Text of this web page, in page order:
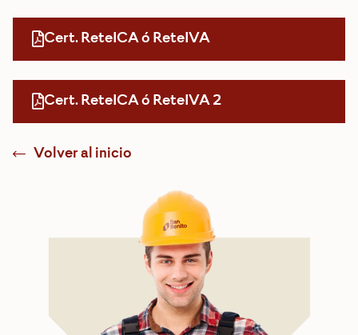
Cert. ReteICA ó ReteIVA
Cert. ReteICA ó ReteIVA 2
Volver al inicio